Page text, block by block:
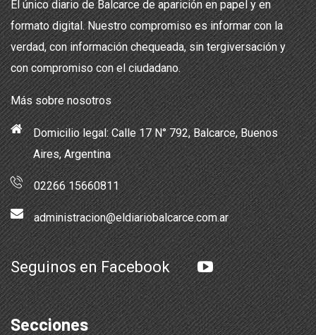
El único diario de Balcarce de aparición en papel y en
formato digital. Nuestro compromiso es informar con la
verdad, con información chequeada, sin tergiversación y
con compromiso con el ciudadano.
Más sobre nosotros
Domicilio legal: Calle 17 N° 792, Balcarce, Buenos
Aires, Argentina
02266 15660811
administracion@eldiariobalcarce.com.ar
Seguinos en Facebook
Secciones